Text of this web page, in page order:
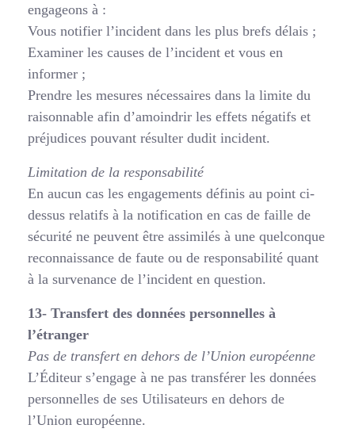
engageons à :
Vous notifier l’incident dans les plus brefs délais ;
Examiner les causes de l’incident et vous en
informer ;
Prendre les mesures nécessaires dans la limite du
raisonnable afin d’amoindrir les effets négatifs et
préjudices pouvant résulter dudit incident.
Limitation de la responsabilité
En aucun cas les engagements définis au point ci-
dessus relatifs à la notification en cas de faille de
sécurité ne peuvent être assimilés à une quelconque
reconnaissance de faute ou de responsabilité quant
à la survenance de l’incident en question.
13- Transfert des données personnelles à
l’étranger
Pas de transfert en dehors de l’Union européenne
L’Éditeur s’engage à ne pas transférer les données
personnelles de ses Utilisateurs en dehors de
l’Union européenne.